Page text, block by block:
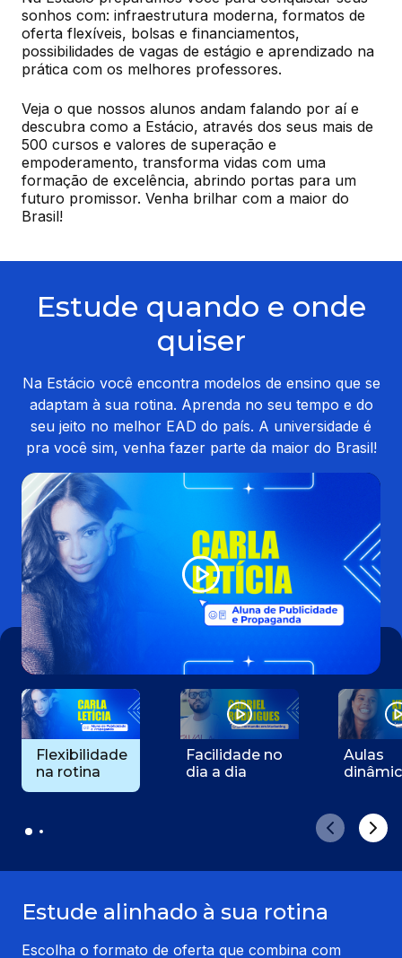
sonhos com: infraestrutura moderna, formatos de
oferta flexíveis, bolsas e financiamentos,
possibilidades de vagas de estágio e aprendizado na
prática com os melhores professores.
Veja o que nossos alunos andam falando por aí e
descubra como a Estácio, através dos seus mais de
500 cursos e valores de superação e
empoderamento, transforma vidas com uma
formação de excelência, abrindo portas para um
futuro promissor. Venha brilhar com a maior do
Brasil!
Estude quando e onde
quiser
Na Estácio você encontra modelos de ensino que se
adaptam à sua rotina. Aprenda no seu tempo e do
seu jeito no melhor EAD do país. A universidade é
pra você sim, venha fazer parte da maior do Brasil!
Flexibilidade
na rotina
Facilidade no
dia a dia
Aulas
Estude alinhado à sua rotina
Escolha o formato de oferta que combina com